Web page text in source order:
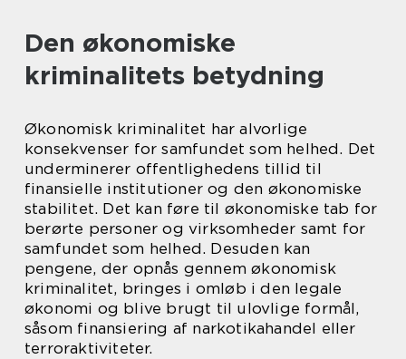
Den økonomiske
kriminalitets betydning
Økonomisk kriminalitet har alvorlige
konsekvenser for samfundet som helhed. Det
underminerer offentlighedens tillid til
finansielle institutioner og den økonomiske
stabilitet. Det kan føre til økonomiske tab for
berørte personer og virksomheder samt for
samfundet som helhed. Desuden kan
pengene, der opnås gennem økonomisk
kriminalitet, bringes i omløb i den legale
økonomi og blive brugt til ulovlige formål,
såsom finansiering af narkotikahandel eller
terroraktiviteter.